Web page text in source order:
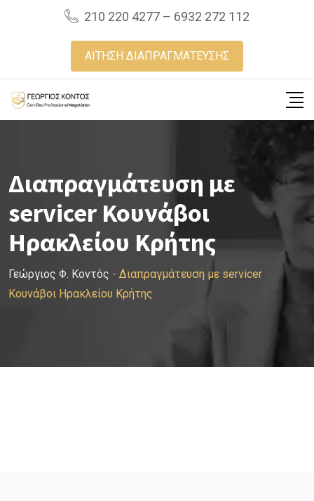
210 220 4277 – 6932 272 112
ΑΙΤΗΣΗ ΔΙΑΠΡΑΓΜΑΤΕΥΣΗΣ
Διαπραγμάτευση με
servicer Κουνάβοι
Ηρακλείου Κρήτης
Γεώργιος Φ. Κοντός - Διαπραγμάτευση με servicer
Κουνάβοι Ηρακλείου Κρήτης